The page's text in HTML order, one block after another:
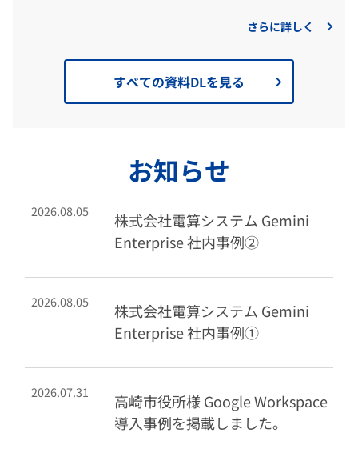
さらに詳しく
すべての資料DLを見る
お知らせ
2026.08.05
株式会社電算システム Gemini
Enterprise 社内事例②
2026.08.05
株式会社電算システム Gemini
Enterprise 社内事例①
2026.07.31
高崎市役所様 Google Workspace
導入事例を掲載しました。